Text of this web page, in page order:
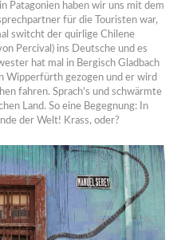
Patagonien haben wir uns mit dem
für die Touristen war,
switcht der quirlige Chilene
Percival) ins Deutsche und es
hat mal in Bergisch Gladbach
Wipperfürth gezogen und er wird
fahren. Sprach’s und schwärmte
Land. So eine Begegnung: In
der Welt! Krass, oder?